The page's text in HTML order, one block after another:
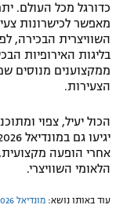
כדורגל מכל העולם.
מאפשר לכישרונות
השוויצרית הבכירה,
בליגות האירופיות
ממקצוענים מנוסים
הצעירות.
הכול יעיל, צפוי
אחרי הופעה מקצועית,
הלאומי השוויצרי.
עוד באותו נושא: מונדיאל 2026